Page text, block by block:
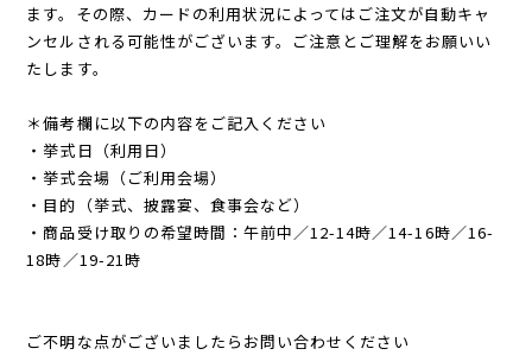
ます。その際、カードの利用状況によってはご注文が自動キャ
ンセルされる可能性がございます。ご注意とご理解をお願いい
たします。
＊備考欄に以下の内容をご記入ください
・挙式日（利用日）
・挙式会場（ご利用会場）
・目的（挙式、披露宴、食事会など）
・商品受け取りの希望時間：午前中／12-14時／14-16時／16-
18時／19-21時
ご不明な点がございましたらお問い合わせください